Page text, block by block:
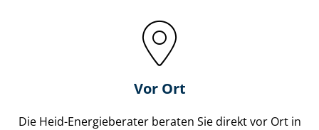
Vor Ort
Die Heid-Energieberater beraten Sie direkt vor Ort in